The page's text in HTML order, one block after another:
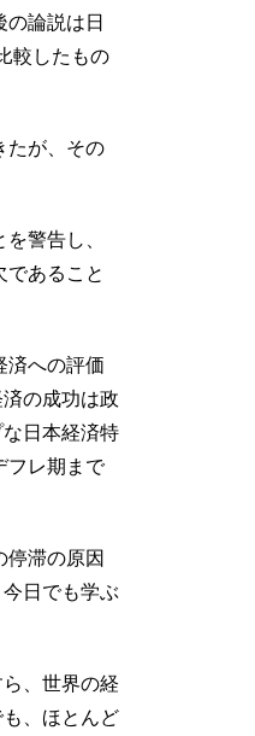
論説は日
較したもの
たが、その
警告し、
であること
済への評価
の成功は政
日本経済特
フレ期まで
停滞の原因
日でも学ぶ
、世界の経
、ほとんど